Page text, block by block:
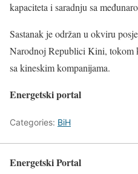
kapaciteta i saradnju sa
Sastanak je održan u okviru
Narodnoj Republici Kini, tokom
sa kineskim kompanijama.
Energetski portal
Categories: BiH
Energetski Portal